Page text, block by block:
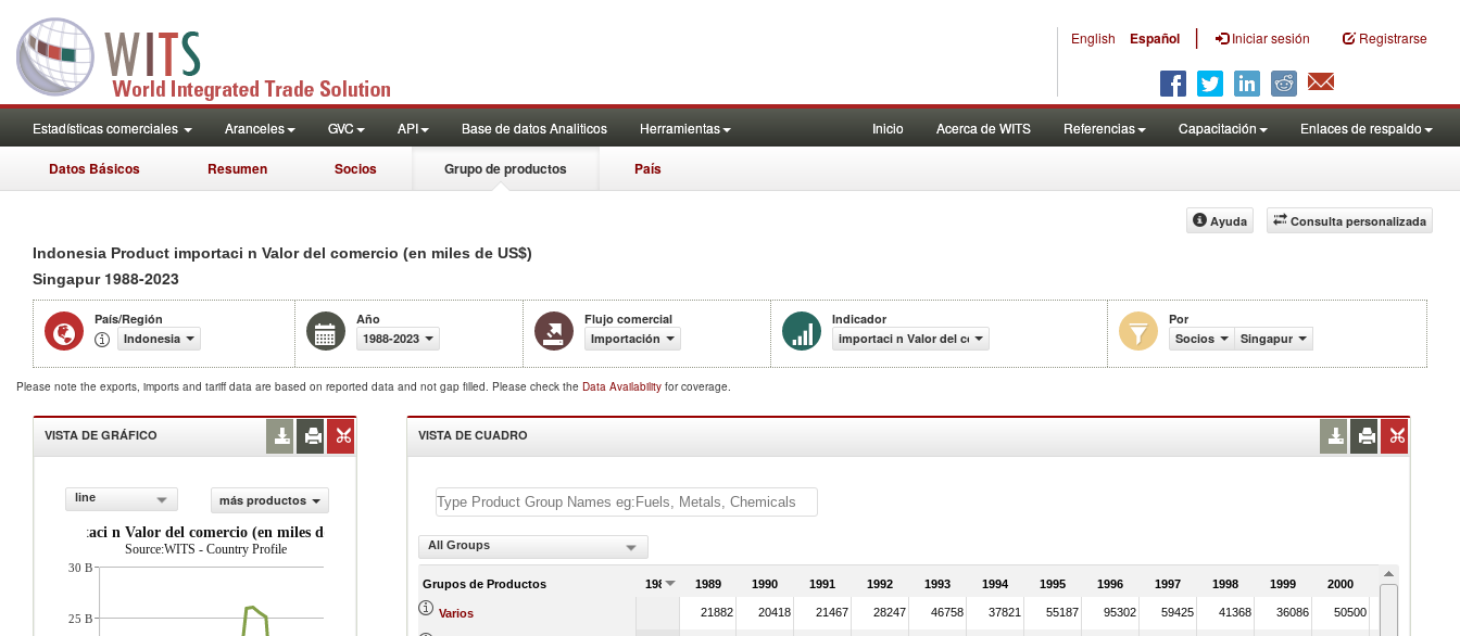
English Español | Iniciar sesión Registrarse
Estadísticas comerciales Aranceles GVC API Base de datos Analiticos Herramientas Inicio Acerca de WITS Referencias Capacitación Enlaces de respaldo
Datos Básicos Resumen Socios Grupo de productos País
Consulta personalizada
Ayuda
Indonesia Product importaci n Valor del comercio (en miles de US$)
Singapur 1988-2023
País/Región
Indonesia
Año
1988-2023
Flujo comercial
Importación
Indicador
importaci n Valor del comercio (en miles de US$)
Por
Socios
Singapur
Please note the exports, imports and tariff data are based on reported data and not gap filled. Please check the Data Availability for coverage.
VISTA DE GRÁFICO
line
más productos
importaci n Valor del comercio (en miles de US$)
Source:WITS - Country Profile
30 B
25 B
VISTA DE CUADRO
All Groups
Grupos de Productos 1988 1989 1990 1991 1992 1993 1994 1995 1996 1997 1998 1999 2000 2001
Varios 21882 20418 21467 28247 46758 37821 55187 95302 59425 41368 36086 50500